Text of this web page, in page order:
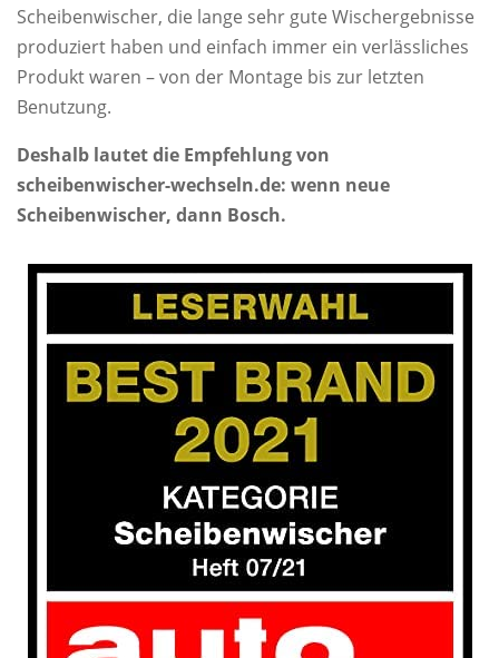
Scheibenwischer, die lange sehr gute Wischergebnisse
produziert haben und einfach immer ein verlässliches
Produkt waren – von der Montage bis zur letzten
Benutzung.
Deshalb lautet die Empfehlung von
scheibenwischer-wechseln.de: wenn neue
Scheibenwischer, dann Bosch.